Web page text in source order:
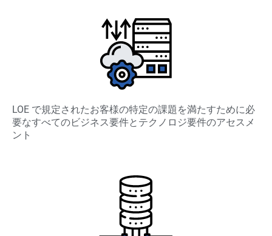
LOE で規定されたお客様の特定の課題を満たすために必
要なすべてのビジネス要件とテクノロジ要件のアセスメ
ント